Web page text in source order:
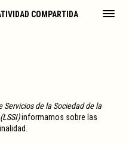
COMPARTIDA
Servicios de la Sociedad de la
informamos sobre las